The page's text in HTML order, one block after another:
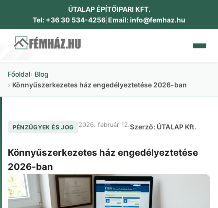
ÚTALAP ÉPÍTŐIPARI KFT.
Tel: +36 30 534-4256 Email: info@femhaz.hu
GALÉRIA
Főoldal Blog
Könnyűszerkezetes ház engedélyeztetése 2026-ban
PÉNZÜGYEK ÉS JOG 2026. február 12.Szerző: ÚTALAP Kft.
Könnyűszerkezetes ház engedélyeztetése
2026-ban